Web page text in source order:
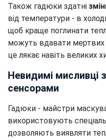
Також гадюки здатні
від температури - в
щоб краще поглинати
можуть вдавати мертвих
це лякає навіть великих
Невидимі мисливці
сенсорами
Гадюки - майстри
використовують
дозволяють виявляти